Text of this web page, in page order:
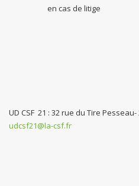
en cas de litige
UD CSF 21 : 32 rue du Tire
udcsf21@la-csf.fr